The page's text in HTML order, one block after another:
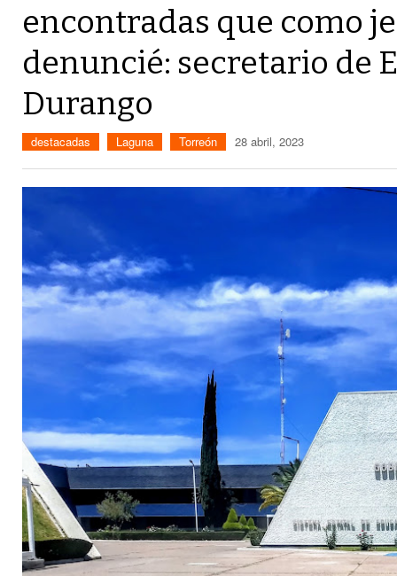
encontradas que como
denuncié: secretario de
Durango
destacadas Laguna Torreón 28 abril, 2023